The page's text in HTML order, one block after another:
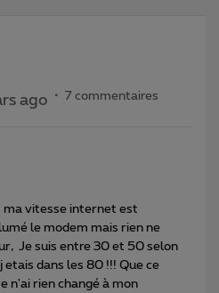
ago 7 commentaires
ma vitesse internet est
le modem mais rien ne
Je suis entre 30 et 50 selon
dans les 80 !!! Que ce
n'ai rien changé à mon